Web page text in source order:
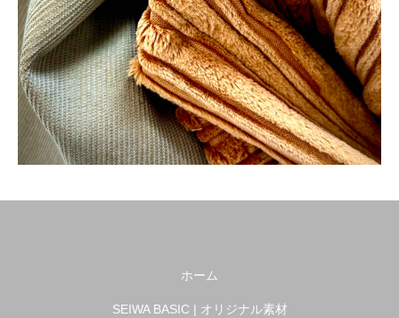
ホーム
SEIWA BASIC | オリジナル素材